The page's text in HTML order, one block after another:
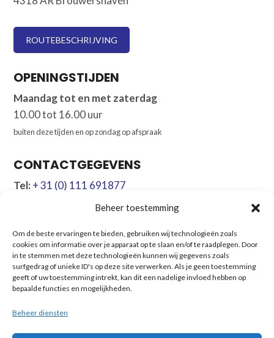
Beheer toestemming
Om de beste ervaringen te bieden, gebruiken wij technologieën zoals
cookies om informatie over je apparaat op te slaan en/of te raadplegen. Door
in te stemmen met deze technologieën kunnen wij gegevens zoals
surfgedrag of unieke ID's op deze site verwerken. Als je geen toestemming
geeft of uw toestemming intrekt, kan dit een nadelige invloed hebben op
bepaalde functies en mogelijkheden.
Beheer diensten
ROUTEBESCHRIJVING
OPENINGSTIJDEN
Maandag tot en met zaterdag
10.00 tot 16.00 uur
buiten deze tijden en op zondag op afspraak
CONTACTGEGEVENS
Tel:+ 31 (0) 111 691877
+ 31 (0) 642 207020
NAVIGATIE
Verkoopaanbod
Boot verkopen
Verhuur Kroatië
Chartermanagement